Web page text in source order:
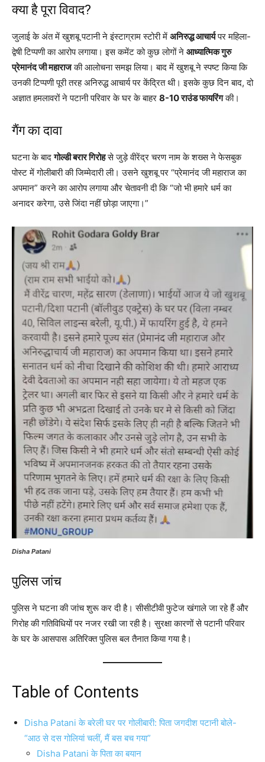
क्या है पूरा विवाद?
जुलाई के अंत में खुशबू पटानी ने इंस्टाग्राम स्टोरी में अनिरुद्ध आचार्यपर महिला-
द्वेषी टिप्पणी का आरोप लगाया। इस कमेंट को कुछ लोगों ने आध्यात्मिक गुरु
प्रेमानंद जी महाराजकी आलोचना समझ लिया। बाद में खुशबू ने स्पष्ट किया कि
उनकी टिप्पणी पूरी तरह अनिरुद्ध आचार्य पर केंद्रित थी। इसके कुछ दिन बाद, दो
अज्ञात हमलावरों ने पटानी परिवार के घर के बाहर 8-10 राउंड फायरिंगकी।
गैंग का दावा
घटना के बादगोल्डी बरार गिरोहसे जुड़े वीरेंद्र चरण नाम के शख्स ने फेसबुक
पोस्ट में गोलीबारी की जिम्मेदारी ली। उसने खुशबू पर “प्रेमानंद जी महाराज का
अपमान” करने का आरोप लगाया और चेतावनी दी कि “जो भी हमारे धर्म का
अनादर करेगा, उसे जिंदा नहीं छोड़ा जाएगा।”
Disha Patani
पुलिस जांच
पुलिस ने घटना की जांच शुरू कर दी है। सीसीटीवी फुटेज खंगाले जा रहे हैं और
गिरोह की गतिविधियों पर नजर रखी जा रही है। सुरक्षा कारणों से पटानी परिवार
के घर के आसपास अतिरिक्त पुलिस बल तैनात किया गया है।
Table of Contents
Disha Patani के बरेली घर पर गोलीबारी: पिता जगदीश पटानी बोले-
“आठ से दस गोलियां चलीं, मैं बस बच गया”
Disha Patani के पिता का बयान